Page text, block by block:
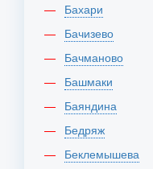
Бахари
Бачизево
Бачманово
Башмаки
Баяндина
Бедряж
Беклемышева